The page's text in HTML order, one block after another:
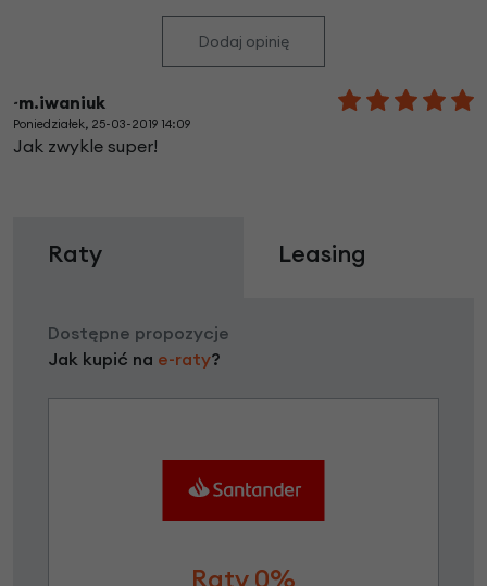
Dodaj opinię
~m.iwaniuk
Poniedziałek, 25-03-2019 14:09
Jak zwykle super!
Raty Leasing
Dostępne propozycje
Jak kupić na e-raty?
Raty 0%